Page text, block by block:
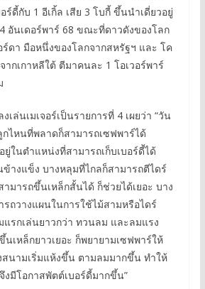
ร์ดี้กับ 1 อีเกิ้ล เสีย 3 โบกี้ ขึ้นนำเดี่ยวอยู่
อันเดอร์พาร์ 68 ขณะที่ดาวดังของโลก
ดา มือหนึ่งของโลกจากสหรัฐฯ และ โค
ากเกาหลีใต้ ตีมาคนละ 1 โอเวอร์พาร์
ล่นเมเจอร์เป็นรายการที่ 4 เผยว่า “วัน
ไหนที่พลาดก็สามารถเซฟพาร์ได้
ยู่ในตำแหน่งที่สามารถเก็บเบอร์ดี้ได้
างแข็ง บางหลุมที่ไกลก็สามารถตีไดร์
ามารถขึ้นเหล็กสั้นได้ ก็ช่วยได้เยอะ บาง
ถวางแผนในการใช้ไม้สามหรือไดร์
แรกเล่นยาวกว่า ทวนลม และลมแรง
เหล็กยาวเยอะ ก็พยายามเซฟพาร์ให้
สนามเริ่มแห้งขึ้น ตามลมมากขึ้น ทำให้
มีโอกาสพัตต์เบอร์ดี้มากขึ้น”